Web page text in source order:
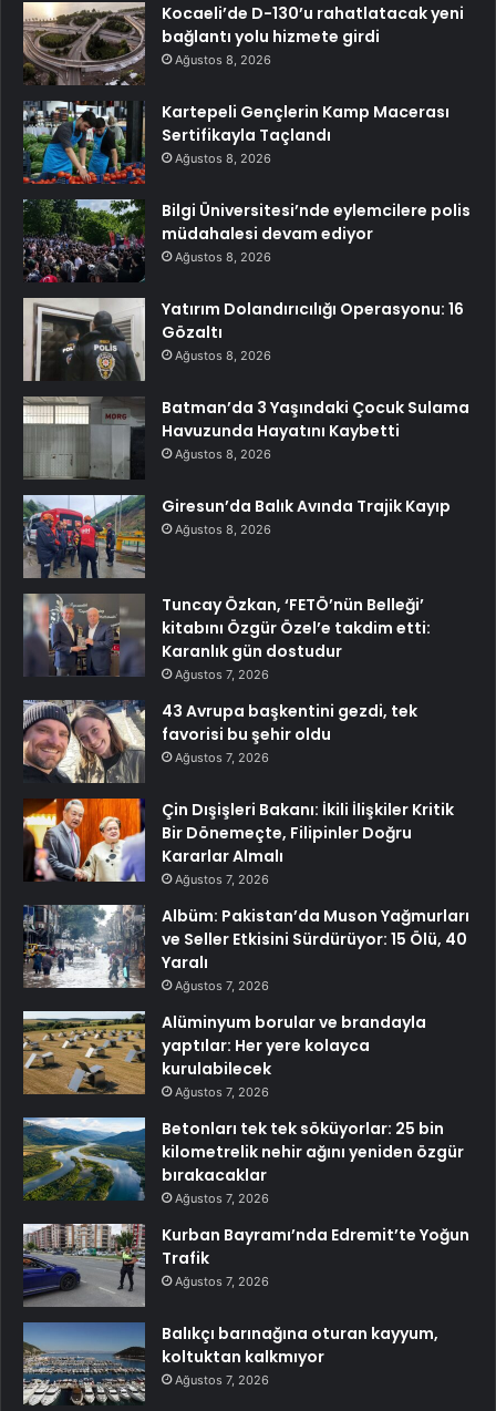
Kocaeli’de D-130’u rahatlatacak yeni
bağlantı yolu hizmete girdi
Ağustos 8, 2026
Kartepeli Gençlerin Kamp Macerası
Sertifikayla Taçlandı
Ağustos 8, 2026
Bilgi Üniversitesi’nde eylemcilere polis
müdahalesi devam ediyor
Ağustos 8, 2026
Yatırım Dolandırıcılığı Operasyonu: 16
Gözaltı
Ağustos 8, 2026
Batman’da 3 Yaşındaki Çocuk Sulama
Havuzunda Hayatını Kaybetti
Ağustos 8, 2026
Giresun’da Balık Avında Trajik Kayıp
Ağustos 8, 2026
Tuncay Özkan, ‘FETÖ’nün Belleği’
kitabını Özgür Özel’e takdim etti:
Karanlık gün dostudur
Ağustos 7, 2026
43 Avrupa başkentini gezdi, tek
favorisi bu şehir oldu
Ağustos 7, 2026
Çin Dışişleri Bakanı: İkili İlişkiler Kritik
Bir Dönemeçte, Filipinler Doğru
Kararlar Almalı
Ağustos 7, 2026
Albüm: Pakistan’da Muson Yağmurları
ve Seller Etkisini Sürdürüyor: 15 Ölü, 40
Yaralı
Ağustos 7, 2026
Alüminyum borular ve brandayla
yaptılar: Her yere kolayca
kurulabilecek
Ağustos 7, 2026
Betonları tek tek söküyorlar: 25 bin
kilometrelik nehir ağını yeniden özgür
bırakacaklar
Ağustos 7, 2026
Kurban Bayramı’nda Edremit’te Yoğun
Trafik
Ağustos 7, 2026
Balıkçı barınağına oturan kayyum,
koltuktan kalkmıyor
Ağustos 7, 2026